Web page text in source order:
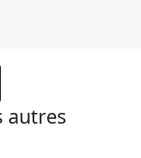
autres